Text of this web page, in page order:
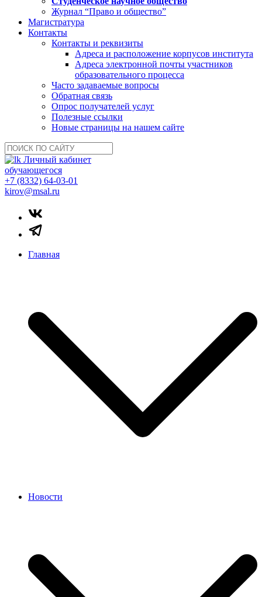
Журнал “Право и общество”
Магистратура
Контакты
Контакты и реквизиты
Адреса и расположение корпусов института
Адреса электронной почты участников
образовательного процесса
Часто задаваемые вопросы
Обратная связь
Опрос получателей услуг
Полезные ссылки
Новые страницы на нашем сайте
Личный кабинет
обучающегося
+7 (8332) 64-03-01
kirov@msal.ru
Главная
Новости